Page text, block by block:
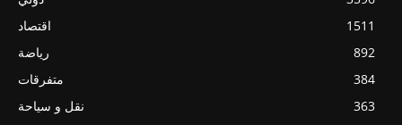
اقتصاد
1511
رياضة
892
متفرقات
384
نقل و سياحة
363